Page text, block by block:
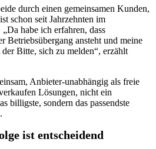
durch einen gemeinsamen Kunden,
schon seit Jahrzehnten im
habe ich erfahren, dass
Betriebsübergang ansteht und meine
Bitte, sich zu melden“, erzählt
Anbieter-unabhängig als freie
Lösungen, nicht ein
billigste, sondern das passendste
ist entscheidend